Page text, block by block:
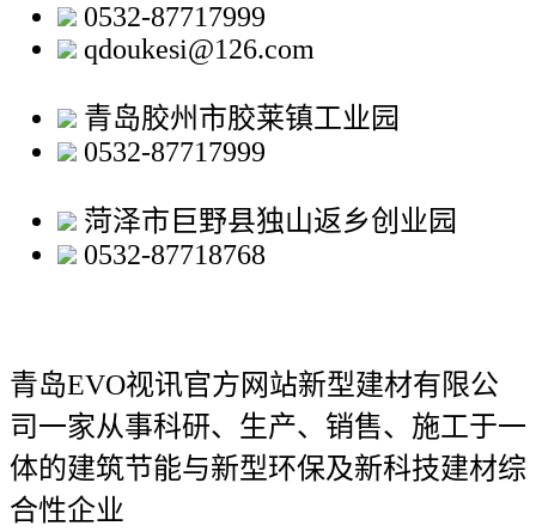
0532-87717999
qdoukesi@126.com
青岛胶州市胶莱镇工业园
0532-87717999
菏泽市巨野县独山返乡创业园
0532-87718768
青岛EVO视讯官方网站新型建材有限公
司一家从事科研、生产、销售、施工于一
体的建筑节能与新型环保及新科技建材综
合性企业